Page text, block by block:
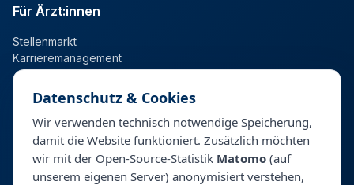
Für Ärzt:innen
Stellenmarkt
Karrieremanagement
Talentpool
Personalberatung & Direktsuche
Datenschutz & Cookies
Wir verwenden technisch notwendige Speicherung,
damit die Website funktioniert. Zusätzlich möchten
wir mit der Open-Source-Statistik Matomo (auf
unserem eigenen Server) anonymisiert verstehen,